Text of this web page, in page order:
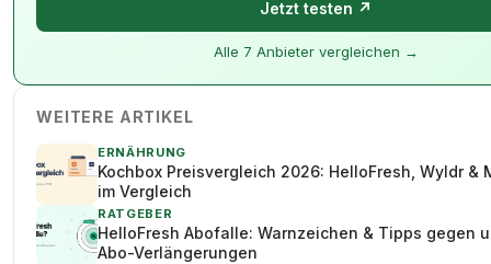
Jetzt testen ↗
Alle 7 Anbieter vergleichen →
WEITERE ARTIKEL
ERNÄHRUNG
Kochbox Preisvergleich 2026: HelloFresh, Wyldr &
im Vergleich
RATGEBER
HelloFresh Abofalle: Warnzeichen & Tipps gegen
Abo-Verlängerungen